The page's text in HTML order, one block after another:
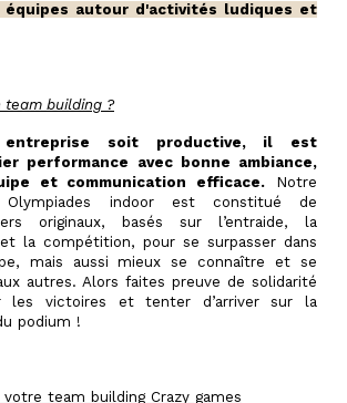
équipes autour d'activités ludiques et
team building ?
entreprise soit productive, il est
performance avec bonne ambiance,
et communication efficace. Notre
indoor est constitué de
originaux, basés sur l’entraide, la
la compétition, pour se surpasser dans
mais aussi mieux se connaître et se
autres. Alors faites preuve de solidarité
les victoires et tenter d’arriver sur la
podium !
team building Crazy games